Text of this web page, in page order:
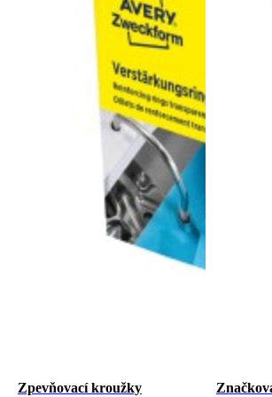
Zpevňovací kroužky